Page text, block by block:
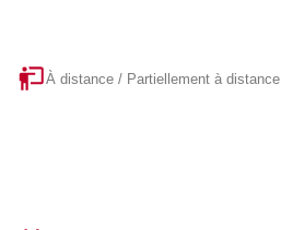
À distance / Partiellement à distance